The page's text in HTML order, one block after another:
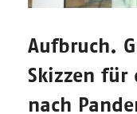
Aufbruch.
Skizzen
nach